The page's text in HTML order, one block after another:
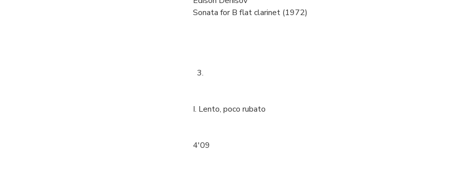
Sonata for B flat clarinet (1972)
3.
I. Lento, poco rubato
4'09